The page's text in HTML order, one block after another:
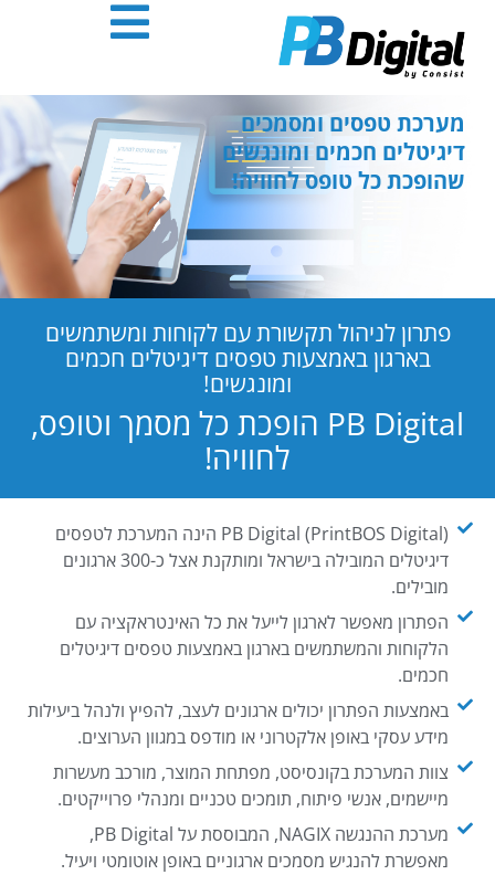
אנטר
מערכת טפסים ומסמכים
דיגיטלים חכמים ומונגשים
שהופכת כל טופס לחוויה!
פתרון לניהול תקשורת עם לקוחות ומשתמשים
בארגון באמצעות טפסים דיגיטלים חכמים
ומונגשים!
PB Digital הופכת כל מסמך וטופס,
לחוויה!
PB Digital (PrintBOS Digital) הינה המערכת לטפסים
דיגיטלים המובילה בישראל ומותקנת אצל כ-300 ארגונים
מובילים.
הפתרון מאפשר לארגון לייעל את כל האינטראקציה עם
הלקוחות והמשתמשים בארגון באמצעות טפסים דיגיטלים
חכמים.
באמצעות הפתרון יכולים ארגונים לעצב, להפיץ ולנהל ביעילות
מידע עסקי באופן אלקטרוני או מודפס במגוון הערוצים.
צוות המערכת בקונסיסט, מפתחת המוצר, מורכב מעשרות
מיישמים, אנשי פיתוח, תומכים טכניים ומנהלי פרוייקטים.
מערכת ההנגשה NAGIX, המבוססת על PB Digital,
מאפשרת להנגיש מסמכים ארגוניים באופן אוטומטי ויעיל.